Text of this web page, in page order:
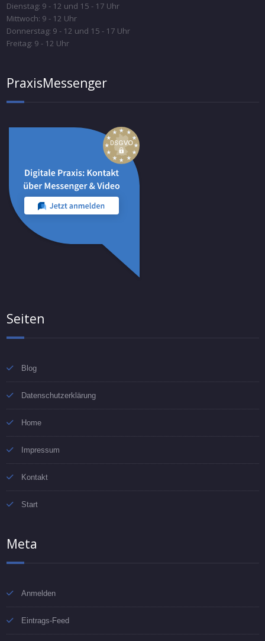
Dienstag: 9 - 12 und 15 - 17 Uhr
Mittwoch: 9 - 12 Uhr
Donnerstag: 9 - 12 und 15 - 17 Uhr
Freitag: 9 - 12 Uhr
PraxisMessenger
Seiten
Blog
Datenschutzerklärung
Home
Impressum
Kontakt
Start
Meta
Anmelden
Eintrags-Feed